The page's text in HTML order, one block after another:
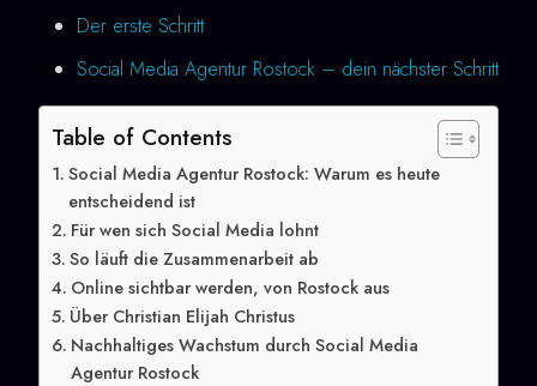
Der erste Schritt
Social Media Agentur Rostock – dein nächster Schritt
Table of Contents
Social Media Agentur Rostock: Warum es heute
entscheidend ist
Für wen sich Social Media lohnt
So läuft die Zusammenarbeit ab
Online sichtbar werden, von Rostock aus
Über Christian Elijah Christus
Nachhaltiges Wachstum durch Social Media
Agentur Rostock